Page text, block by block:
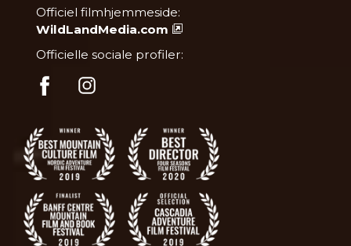
Officiel filmhjemmeside:
WildLandMedia.com
Officielle sociale profiler: